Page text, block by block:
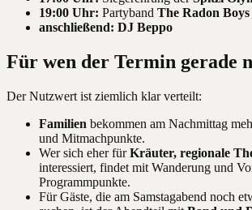
19:00 Uhr: Partyband The Radon Boys
anschließend: DJ Beppo
Für wen der Termin gerade
Der Nutzwert ist ziemlich klar verteilt:
Familien bekommen am Nachmittag
und Mitmachpunkte.
Wer sich eher fürKräuter, regionale
interessiert, findet mit Wanderung und
Programmpunkte.
Für Gäste, die am Samstagabend noch